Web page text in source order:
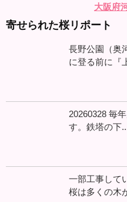
大阪府
寄せられた桜リポート
長野公園（奥
に登る前に『
20260328 毎
す。鉄塔の下
一部工事して
桜は多くの木